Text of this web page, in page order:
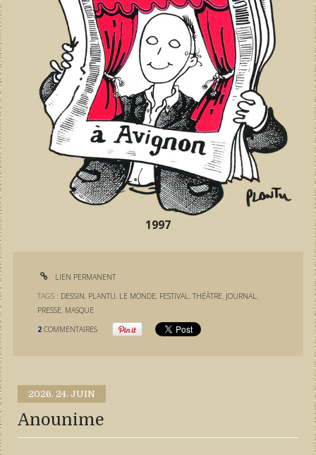
1997
LIEN PERMANENT
TAGS : DESSIN, PLANTU, LE MONDE, FESTIVAL,THÉÂTRE, JOURNAL,
PRESSE, MASQUE
2 COMMENTAIRES
2026. 24. JUIN
Anounime